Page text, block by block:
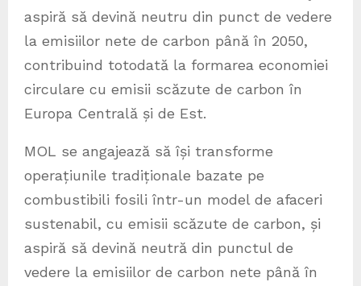
aspiră să devină neutru din punct de vedere
la emisiilor nete de carbon până în 2050,
contribuind totodată la formarea economiei
circulare cu emisii scăzute de carbon în
Europa Centrală și de Est.
MOL se angajează să își transforme
operațiunile tradiționale bazate pe
combustibili fosili într-un model de afaceri
sustenabil, cu emisii scăzute de carbon, și
aspiră să devină neutră din punctul de
vedere la emisiilor de carbon nete până în